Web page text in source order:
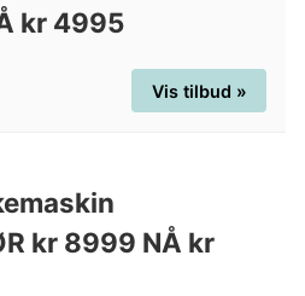
kr 4995
Vis tilbud »
kr 8999 NÅ kr